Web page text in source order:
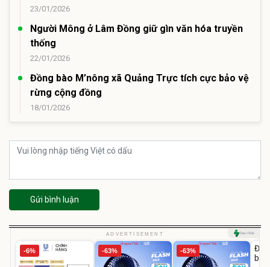
23/01/2026
Người Mông ở Lâm Đồng giữ gìn văn hóa truyền
thống
22/01/2026
Đồng bào M’nông xã Quảng Trực tích cực bảo vệ
rừng cộng đồng
18/01/2026
Gửi bình luận
ADVERTISEMENT
-6% -63% -63%
Đai
bé